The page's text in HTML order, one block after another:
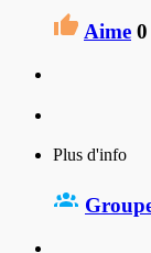
Aime 0
Plus d'info